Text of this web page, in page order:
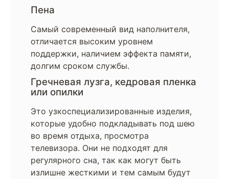
Пена
Самый современный вид наполнителя,
отличается высоким уровнем
поддержки, наличием эффекта памяти,
долгим сроком службы.
Гречневая лузга, кедровая пленка
или опилки
Это узкоспециализированные изделия,
которые удобно подкладывать под шею
во время отдыха, просмотра
телевизора. Они не подходят для
регулярного сна, так как могут быть
излишне жесткими и тем самым будут